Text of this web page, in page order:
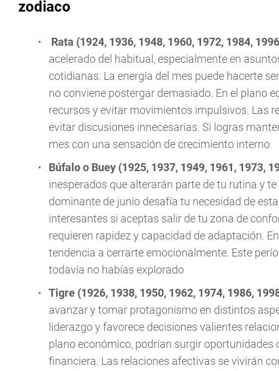
zodiaco
Rata (1924, 1936, 1948, 1960, 1972, 1984,
acelerado del habitual, especialmente en
cotidianas. La energía del mes puede hacerte
no conviene postergar demasiado. En el plano
recursos y evitar movimientos impulsivos. Las
evitar discusiones innecesarias. Si logras
mes con una sensación de crecimiento interno
Búfalo o Buey (1925, 1937, 1949, 1961, 1973,
inesperados que alterarán parte de tu rutina y
dominante de junio desafía tu necesidad de
interesantes si aceptas salir de tu zona de
requieren rapidez y capacidad de adaptación.
tendencia a cerrarte emocionalmente. Este
todavía no habías explorado
Tigre (1926, 1938, 1950, 1962, 1974, 1986,
avanzar y tomar protagonismo en distintos
liderazgo y favorece decisiones valientes
plano económico, podrían surgir
financiera. Las relaciones afectivas se vivirán